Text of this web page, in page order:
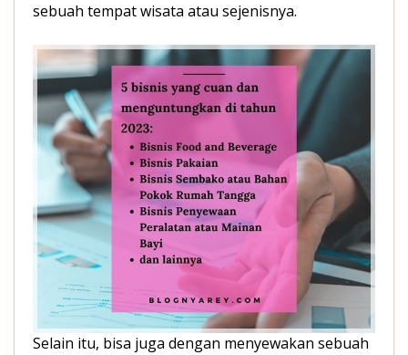
sebuah tempat wisata atau sejenisnya.
Selain itu, bisa juga dengan menyewakan sebuah